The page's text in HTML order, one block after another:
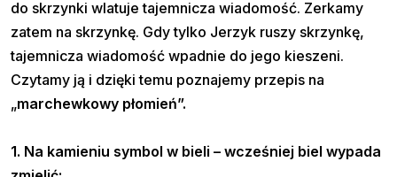
do skrzynki wlatuje tajemnicza wiadomość. Zerkamy
zatem na skrzynkę. Gdy tylko Jerzyk ruszy skrzynkę,
tajemnicza wiadomość wpadnie do jego kieszeni.
Czytamy ją i dzięki temu poznajemy przepis na
„marchewkowy płomień”.
1. Na kamieniu symbol w bieli – wcześniej biel wypada